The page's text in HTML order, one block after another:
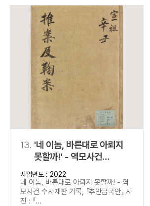
13. '네 이놈, 바른대로 아뢰지
못할까!' - 역모사건
수사재판 기록,
『추안급국안』
사업년도 : 2022
네 이놈, 바른대로 아뢰지 못할까! - 역
모사건 수사재판 기록, 『추안급국안』 사
진 : 『...